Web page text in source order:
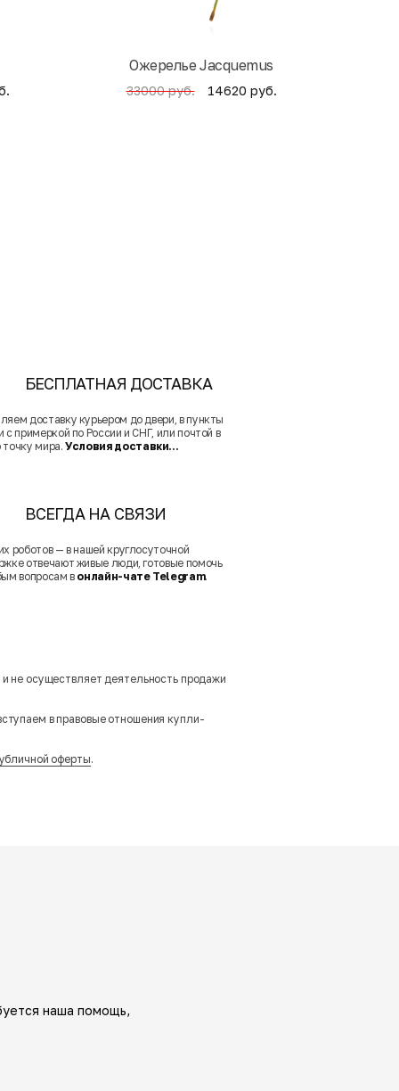
Ожерелье Jacquemus
33000 руб. 14620 руб.
БЕСПЛАТНАЯ ДОСТАВКА
доставку курьером до двери, в пункты
с примеркой по России и СНГ, или почтой в
мира.Условия доставки...
ВСЕГДА НА СВЯЗИ
роботов — в нашей круглосуточной
отвечают живые люди, готовые помочь
вопросам в онлайн-чате Telegram.
не осуществляет деятельность продажи
в правовые отношения купли-
оферты.
наша помощь,